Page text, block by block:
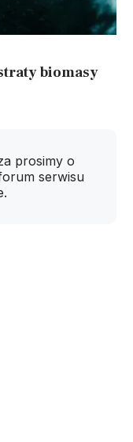
biomasy
prosimy o
serwisu